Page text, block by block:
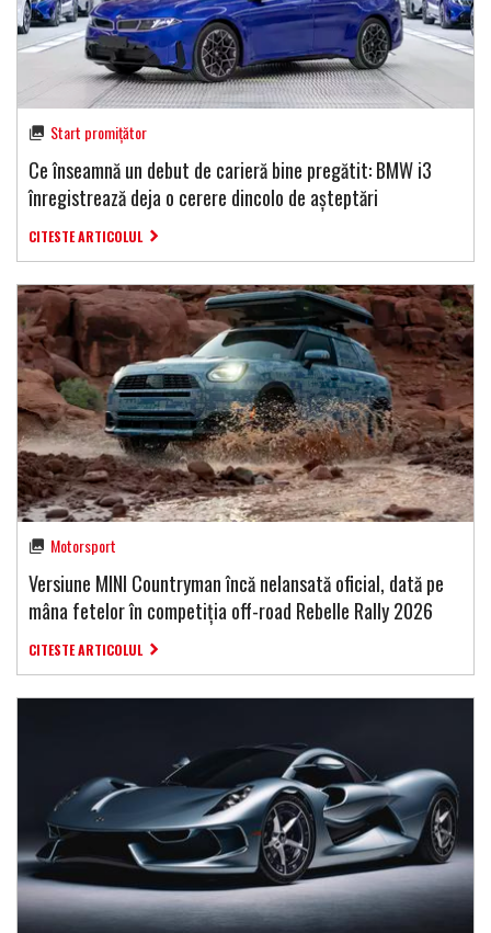
Start promițător
Ce înseamnă un debut de carieră bine pregătit: BMW i3
înregistrează deja o cerere dincolo de așteptări
CITESTE ARTICOLUL
Motorsport
Versiune MINI Countryman încă nelansată oficial, dată pe
mâna fetelor în competiția off-road Rebelle Rally 2026
CITESTE ARTICOLUL